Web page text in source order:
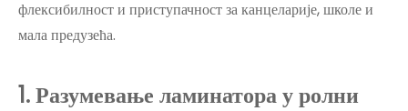
флексибилност и приступачност за канцеларије, школе и
мала предузећа.
1. Разумевање ламинатора у ролни